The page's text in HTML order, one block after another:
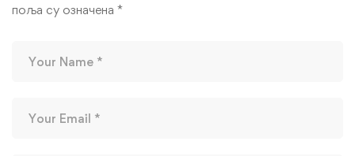
поља су означена *